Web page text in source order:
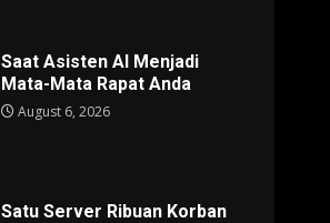
Saat Asisten AI Menjadi
Mata-Mata Rapat Anda
August 6, 2026
Satu Server Ribuan Korban